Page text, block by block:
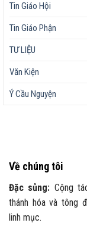
Tin Giáo Hội
Tin Giáo Phận
TƯ LIỆU
Văn Kiện
Ý Cầu Nguyện
Về chúng tôi
Đặc sủng: Cộng
thánh hóa và tông
linh mục.